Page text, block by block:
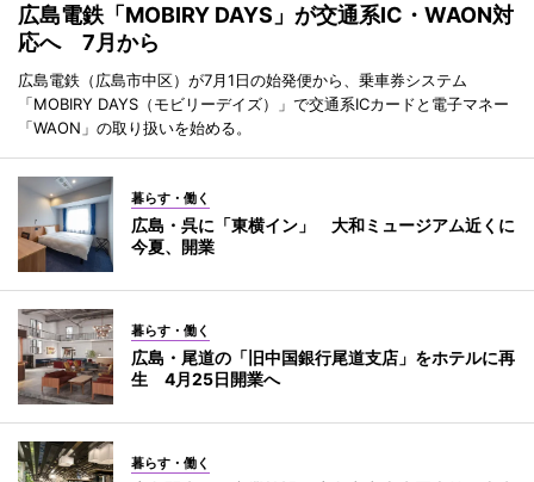
広島電鉄「MOBIRY DAYS」が交通系IC・WAON対
応へ 7月から
広島電鉄（広島市中区）が7月1日の始発便から、乗車券システム
「MOBIRY DAYS（モビリーデイズ）」で交通系ICカードと電子マネー
「WAON」の取り扱いを始める。
暮らす・働く
広島・呉に「東横イン」 大和ミュージアム近くに
今夏、開業
暮らす・働く
広島・尾道の「旧中国銀行尾道支店」をホテルに再
生 4月25日開業へ
暮らす・働く